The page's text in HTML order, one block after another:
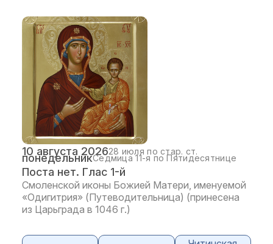
10 августа 202628 июля по стар. ст.
понедельникСедмица 11-я по Пятидесятнице
Поста нет. Глас 1-й
Смоленской иконы Божией Матери, именуемой
«Одигитрия» (Путеводительница) (принесена
из Царьграда в 1046 г.)